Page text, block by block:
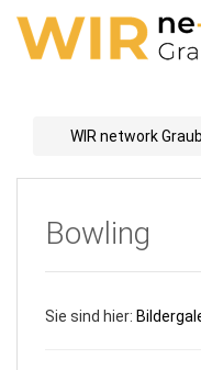
WIR network
Bowling
Sie sind hier: